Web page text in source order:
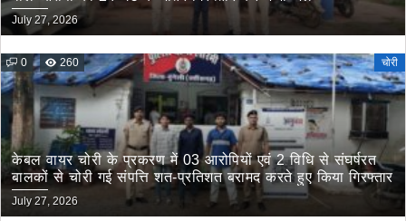
July 27, 2026
0 260 चोरी
केबल वायर चोरी के प्रकरण में 03 आरोपियों एवं 2 विधि से संघर्षरत
बालकों से चोरी गई संपत्ति शत-प्रतिशत बरामद करते हुए किया गिरफ्तार
July 27, 2026